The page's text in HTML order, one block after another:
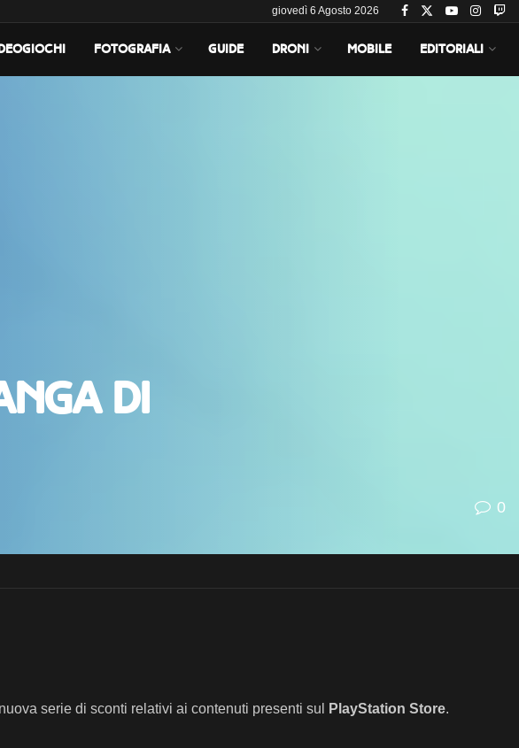
giovedì 6 Agosto 2026
FOTOGRAFIA GUIDE DRONI MOBILE EDITORIALI
di
0
serie di sconti relativi ai contenuti presenti sul PlayStation Store.